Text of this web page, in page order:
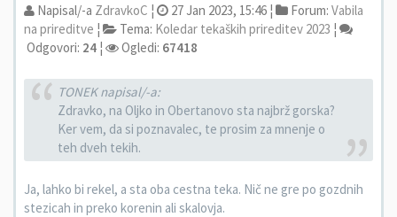
Napisal/-a ZdravkoC ¦ 27 Jan 2023, 15:46 ¦ Forum: Vabila
na prireditve ¦ Tema: Koledar tekaških prireditev 2023 ¦
Odgovori: 24 ¦ Ogledi: 67418
TONEK napisal/-a:
Zdravko, na Oljko in Obertanovo sta najbrž gorska?
Ker vem, da si poznavalec, te prosim za mnenje o
teh dveh tekih.
Ja, lahko bi rekel, a sta oba cestna teka. Nič ne gre po gozdnih
stezicah in preko korenin ali skalovja.